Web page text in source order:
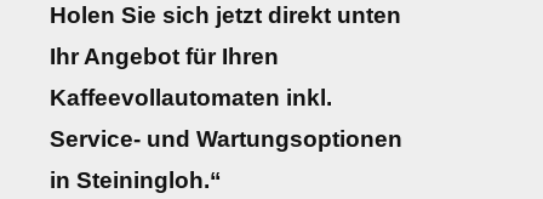
Holen Sie sich jetzt direkt unten
Ihr Angebot für Ihren
Kaffeevollautomaten inkl.
Service- und Wartungsoptionen
in Steiningloh.“